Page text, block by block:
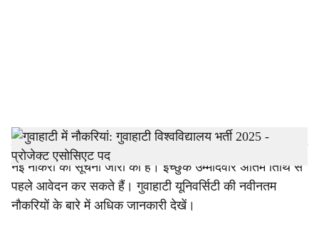
h
a
r
गुवाहाटी यूनिवर्सिटी ने प्रोजेक्ट एसोसिएट पदों की भर्ती के लिए सबसे
नई नौकरी की सूचना जारी की है। इच्छुक उम्मीदवार अंतिम तिथि से
पहले आवेदन कर सकते हैं। गुवाहाटी यूनिवर्सिटी की नवीनतम
नौकरियों के बारे में अधिक जानकारी देखें।